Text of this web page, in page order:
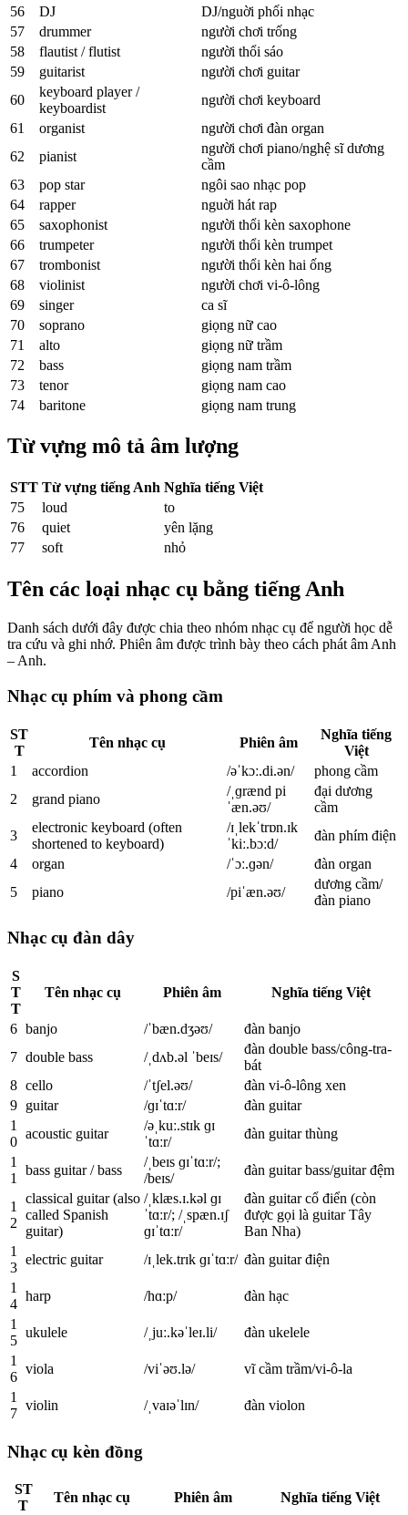
56 DJ
DJ/nguời phối nhạc
57
drummer
người chơi trống
58
flautist / flutist
người thổi sáo
59
guitarist
người chơi guitar
60
keyboard player /
keyboardist
người chơi keyboard
61
organist
người chơi đàn organ
62
pianist
người chơi piano/nghệ sĩ dương
cầm
63
pop star
ngôi sao nhạc pop
64
rapper
nguời hát rap
65
saxophonist
người thổi kèn saxophone
66
trumpeter
người thổi kèn trumpet
67
trombonist
người thổi kèn hai ống
68
violinist
người chơi vi-ô-lông
69
singer
ca sĩ
70
soprano
giọng nữ cao
71
alto
giọng nữ trầm
72
bass
giọng nam trầm
73
tenor
giọng nam cao
74
baritone giọng nam trung
Từ vựng mô tả âm lượng
STT Từ vựng tiếng Anh Nghĩa tiếng Việt
75
loud
to
76
quiet
yên lặng
77
soft nhỏ
Tên các loại nhạc cụ bằng tiếng Anh
Danh sách dưới đây được chia theo nhóm nhạc cụ để người học dễ
tra cứu và ghi nhớ. Phiên âm được trình bày theo cách phát âm Anh
– Anh.
Nhạc cụ phím và phong cầm
ST
T
Tên nhạc cụ Phiên âm
Nghĩa tiếng
Việt
1
accordion /əˈkɔː.di.ən/
phong cầm
2
grand piano
/ˌɡrænd pi
ˈæn.əʊ/
đại dương
cầm
3
electronic keyboard (often
shortened to keyboard)
/ɪˌlekˈtrɒn.ɪk
ˈkiː.bɔːd/
đàn phím điện
4
organ /ˈɔː.ɡən/
đàn organ
5
piano /piˈæn.əʊ/
dương cầm/
đàn piano
Nhạc cụ đàn dây
S
T
T
Tên nhạc cụ Phiên âm Nghĩa tiếng Việt
6 banjo /ˈbæn.dʒəʊ/
đàn banjo
7 double bass /ˌdʌb.əl ˈbeɪs/
đàn double bass/công-tra-
bát
8 cello /ˈtʃel.əʊ/
đàn vi-ô-lông xen
9 guitar /ɡɪˈtɑːr/
đàn guitar
1
0
acoustic guitar
/əˌkuː.stɪk ɡɪ
ˈtɑːr/
đàn guitar thùng
1
1
bass guitar / bass
/ˌbeɪs ɡɪˈtɑːr/;
/beɪs/
đàn guitar bass/guitar đệm
1
2
classical guitar (also
called Spanish
guitar)
/ˌklæs.ɪ.kəl ɡɪ
ˈtɑːr/; /ˌspæn.ɪʃ
ɡɪˈtɑːr/
đàn guitar cổ điển (còn
được gọi là guitar Tây
Ban Nha)
1
3
electric guitar /ɪˌlek.trɪk ɡɪˈtɑːr/ đàn guitar điện
1
4
harp /hɑːp/
đàn hạc
1
5
ukulele /ˌjuː.kəˈleɪ.li/
đàn ukelele
1
6
viola /viˈəʊ.lə/
vĩ cầm trầm/vi-ô-la
1
7
violin /ˌvaɪəˈlɪn/ đàn violon
Nhạc cụ kèn đồng
ST
T
Tên nhạc cụ Phiên âm Nghĩa tiếng Việt